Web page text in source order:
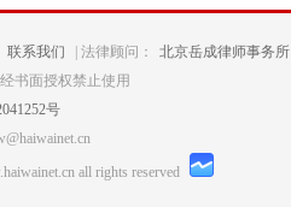
联系我们 | 法律顾问：
北京岳成律师事务所
书面授权禁止使用
号
all rights reserved